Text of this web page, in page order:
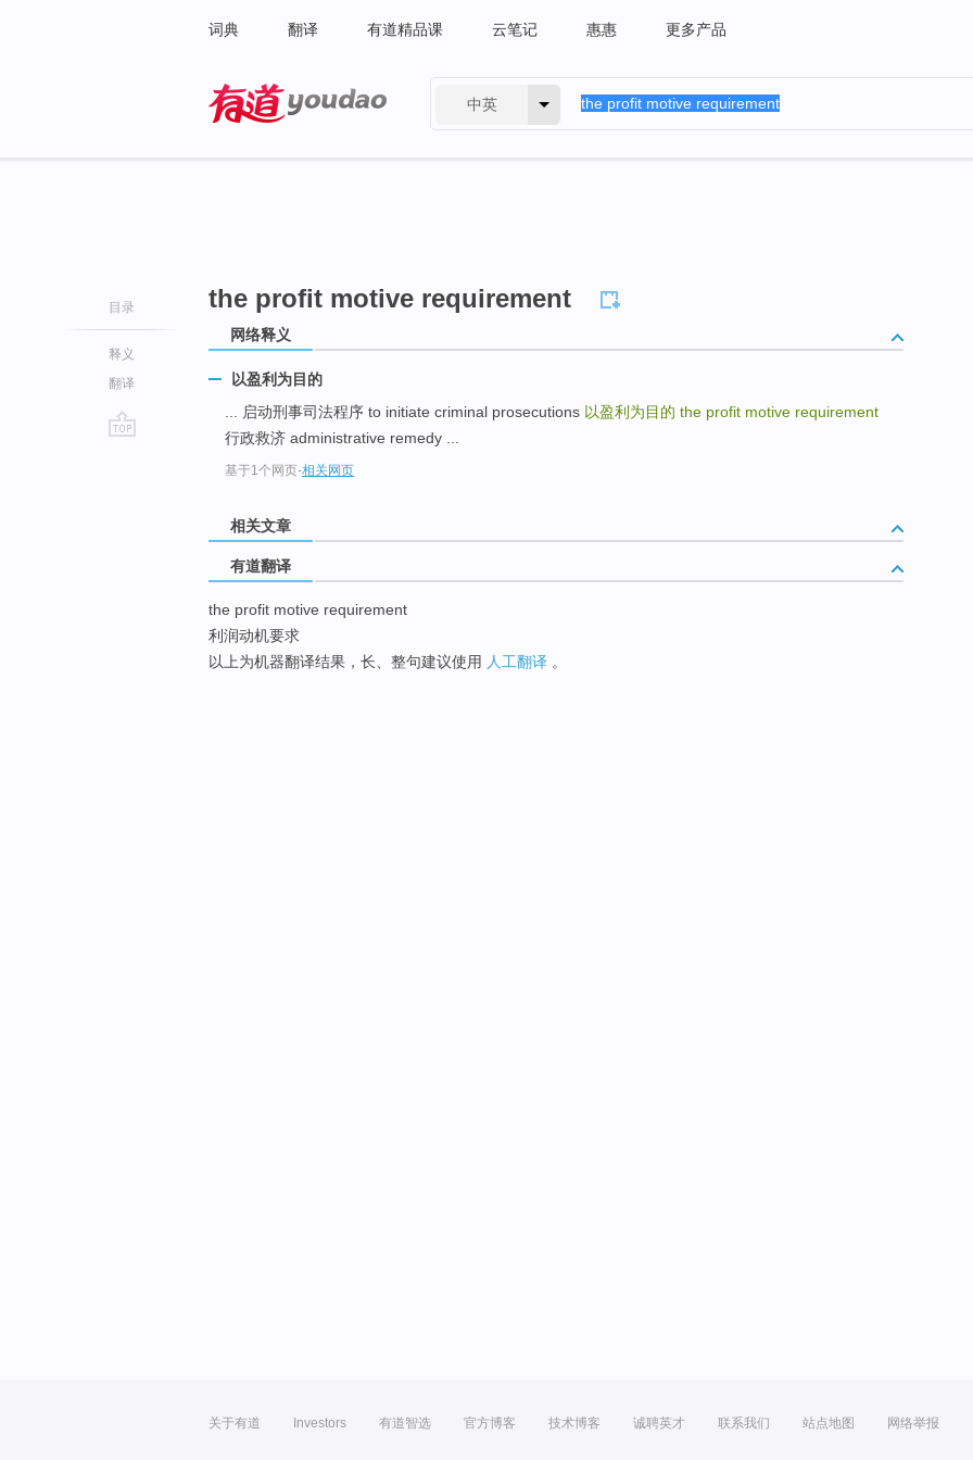
词典 翻译 有道精品课 云笔记 惠惠 更多产品
中英
目录
释义
翻译
the profit motive requirement
网络释义
以盈利为目的
... 启动刑事司法程序 to initiate criminal prosecutions 以盈利为目的 the profit motive requirement
行政救济 administrative remedy ...
基于1个网页-相关网页
相关文章
有道翻译
the profit motive requirement
利润动机要求
以上为机器翻译结果，长、整句建议使用 人工翻译 。
关于有道 Investors 有道智选 官方博客 技术博客 诚聘英才 联系我们 站点地图 网络举报